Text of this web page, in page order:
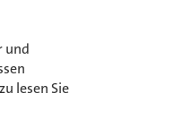
und
lesen Sie